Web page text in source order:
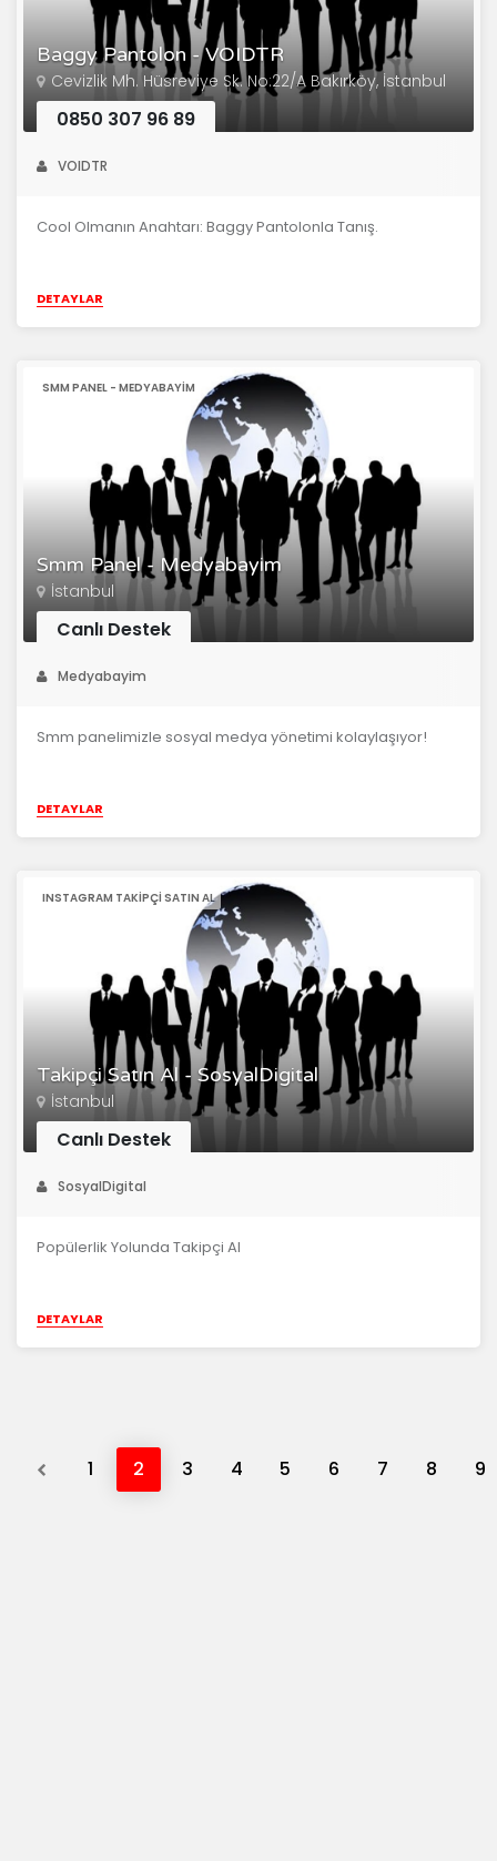
Baggy Pantolon - VOIDTR
Cevizlik Mh. Hüsreviye Sk. No:22/A Bakırköy, İstanbul
0850 307 96 89
VOIDTR
Cool Olmanın Anahtarı: Baggy Pantolonla Tanış.
DETAYLAR
Smm Panel - Medyabayim
SMM PANEL - MEDYABAYIM
İstanbul
Canlı Destek
Medyabayim
Smm panelimizle sosyal medya yönetimi kolaylaşıyor!
DETAYLAR
Takipçi Satın Al - SosyalDigital
INSTAGRAM TAKIPÇI SATIN AL
İstanbul
Canlı Destek
SosyalDigital
Popülerlik Yolunda Takipçi Al
DETAYLAR
Previous
1 2 3 4 5 6 7 8 9